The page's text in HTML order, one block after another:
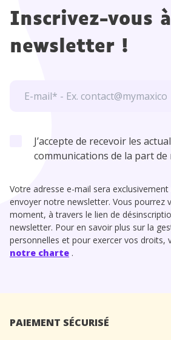
Inscrivez-vous
newsletter !
J’accepte de recevoir les
communications de la part de
Votre adresse e-mail sera
envoyer notre newsletter. Vous pourrez
moment, à travers le lien de
newsletter. Pour en savoir plus sur la
personnelles et pour exercer vos droits,
notre charte .
PAIEMENT SÉCURISÉ